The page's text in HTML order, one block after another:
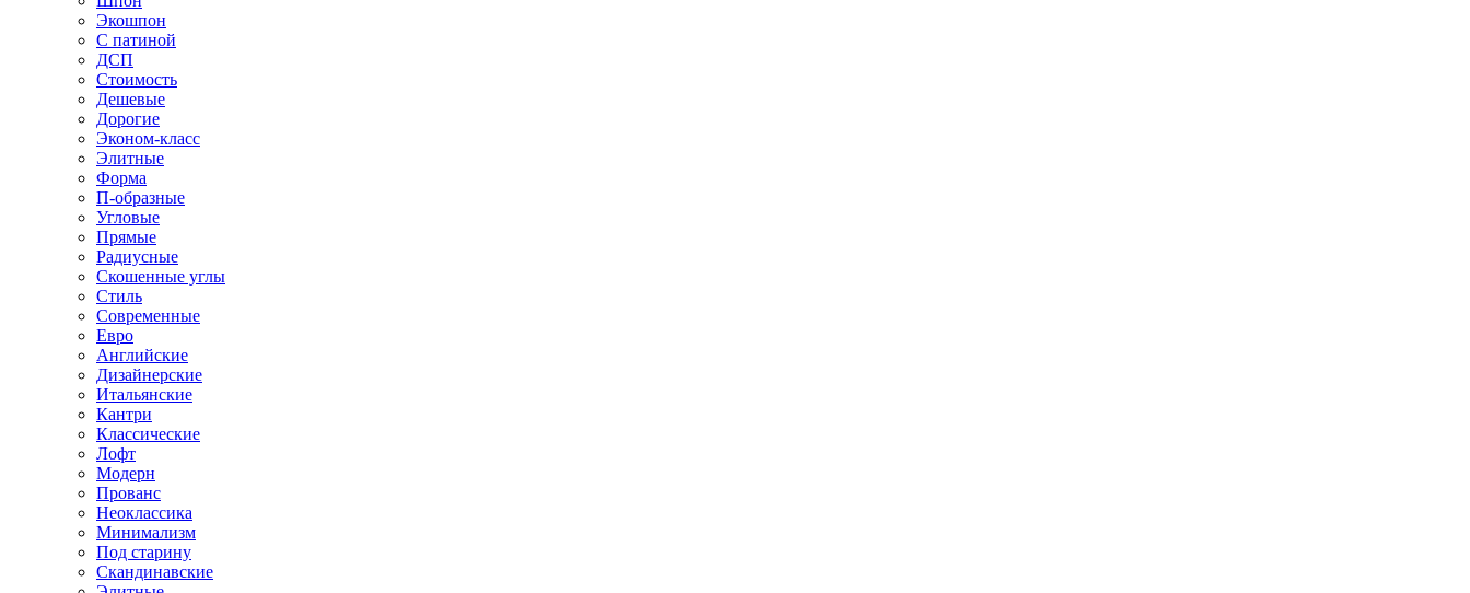
Экошпон
С патиной
ДСП
Стоимость
Дешевые
Дорогие
Эконом-класс
Элитные
Форма
П-образные
Угловые
Прямые
Радиусные
Скошенные углы
Стиль
Современные
Евро
Английские
Дизайнерские
Итальянские
Кантри
Классические
Лофт
Модерн
Прованс
Неоклассика
Минимализм
Под старину
Скандинавские